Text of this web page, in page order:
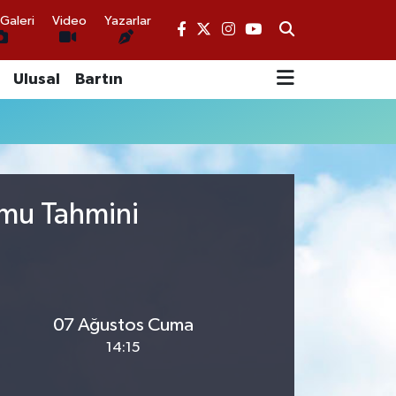
Video Yazarlar
Ulusal Bartın
Tahmini
07 Ağustos Cuma
14:15